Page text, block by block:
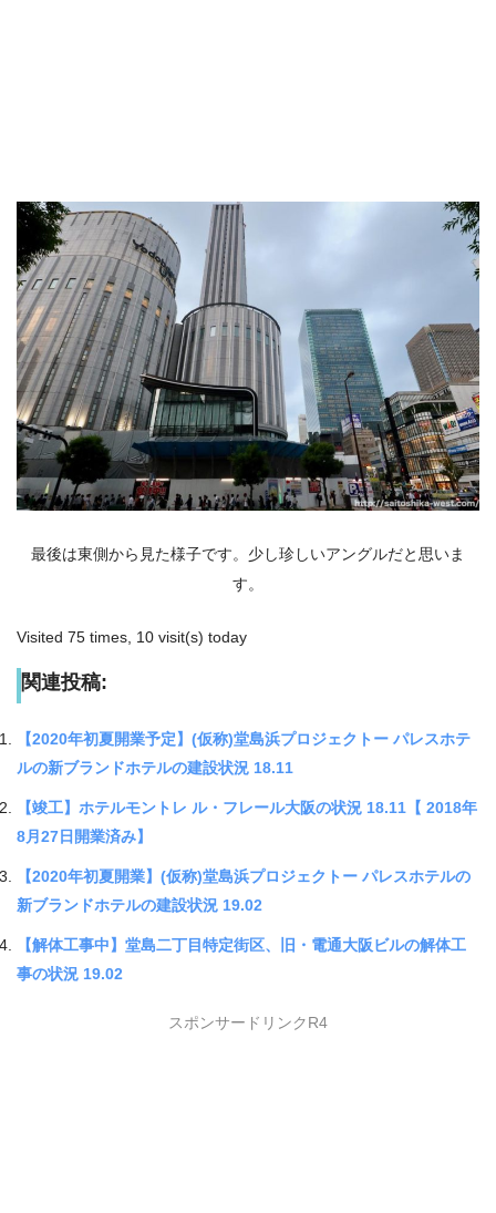
最後は東側から見た様子です。少し珍しいアングルだと思いま
す。
Visited 75 times, 10 visit(s) today
関連投稿:
【2020年初夏開業予定】(仮称)堂島浜プロジェクトー パレスホテ
ルの新ブランドホテルの建設状況 18.11
【竣工】ホテルモントレ ル・フレール大阪の状況 18.11【 2018年
8月27日開業済み】
【2020年初夏開業】(仮称)堂島浜プロジェクトー パレスホテルの
新ブランドホテルの建設状況 19.02
【解体工事中】堂島二丁目特定街区、旧・電通大阪ビルの解体工
事の状況 19.02
スポンサードリンクR4